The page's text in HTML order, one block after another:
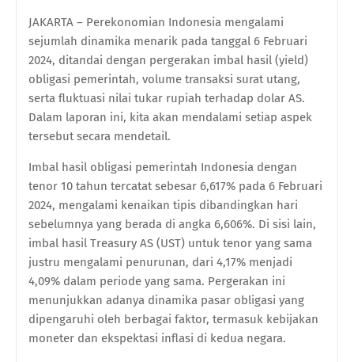
JAKARTA – Perekonomian Indonesia mengalami
sejumlah dinamika menarik pada tanggal 6 Februari
2024, ditandai dengan pergerakan imbal hasil (yield)
obligasi pemerintah, volume transaksi surat utang,
serta fluktuasi nilai tukar rupiah terhadap dolar AS.
Dalam laporan ini, kita akan mendalami setiap aspek
tersebut secara mendetail.
Imbal hasil obligasi pemerintah Indonesia dengan
tenor 10 tahun tercatat sebesar 6,617% pada 6 Februari
2024, mengalami kenaikan tipis dibandingkan hari
sebelumnya yang berada di angka 6,606%. Di sisi lain,
imbal hasil Treasury AS (UST) untuk tenor yang sama
justru mengalami penurunan, dari 4,17% menjadi
4,09% dalam periode yang sama. Pergerakan ini
menunjukkan adanya dinamika pasar obligasi yang
dipengaruhi oleh berbagai faktor, termasuk kebijakan
moneter dan ekspektasi inflasi di kedua negara.